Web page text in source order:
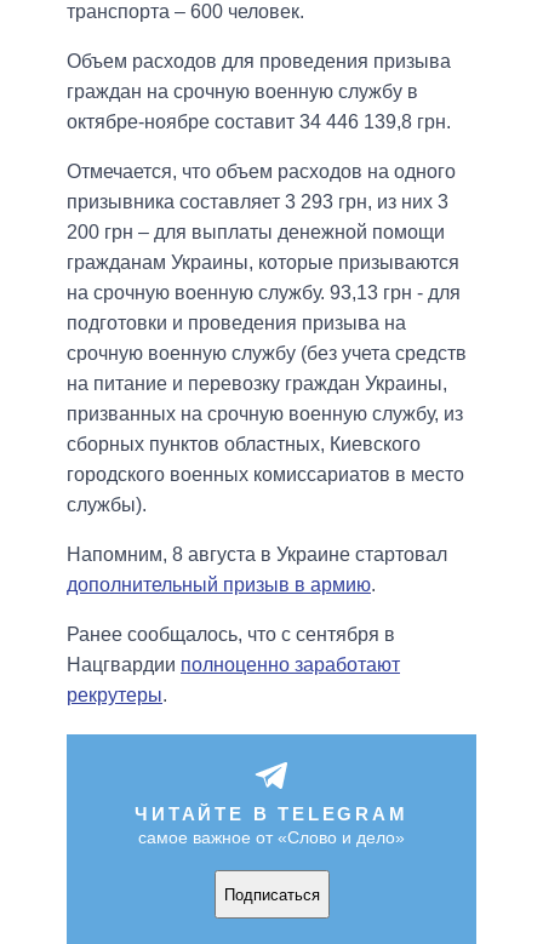
транспорта – 600 человек.
Объем расходов для проведения призыва
граждан на срочную военную службу в
октябре-ноябре составит 34 446 139,8 грн.
Отмечается, что объем расходов на одного
призывника составляет 3 293 грн, из них 3
200 грн – для выплаты денежной помощи
гражданам Украины, которые призываются
на срочную военную службу. 93,13 грн - для
подготовки и проведения призыва на
срочную военную службу (без учета средств
на питание и перевозку граждан Украины,
призванных на срочную военную службу, из
сборных пунктов областных, Киевского
городского военных комиссариатов в место
службы).
Напомним, 8 августа в Украине стартовал
дополнительный призыв в армию.
Ранее сообщалось, что с сентября в
Нацгвардии полноценно заработают
рекрутеры.
ЧИТАЙТЕ В TELEGRAM
самое важное от «Слово и дело»
Подписаться